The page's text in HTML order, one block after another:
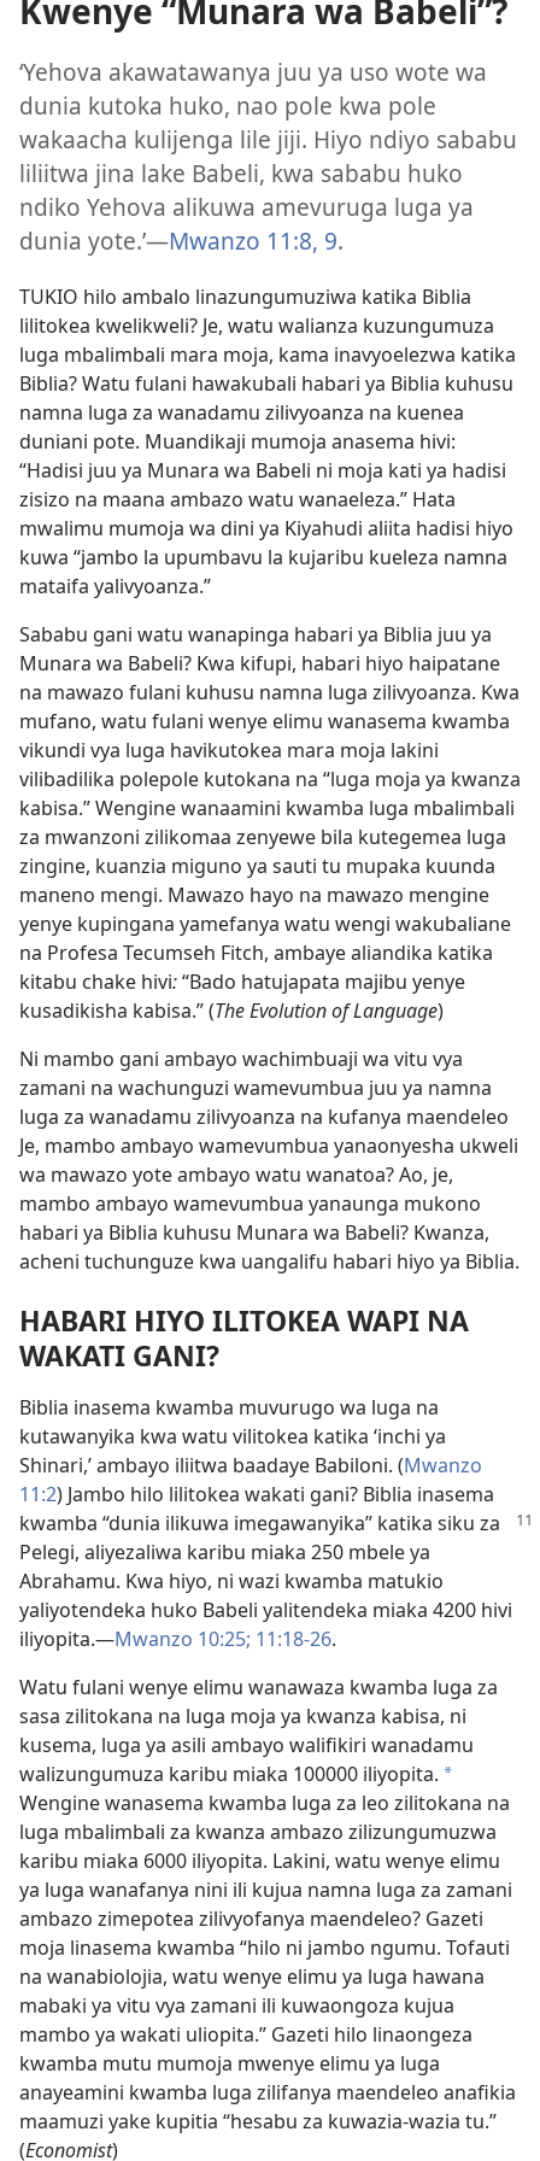
Kwenye “Munara wa Babeli”?
‘Yehova akawatawanya juu ya uso wote wa
dunia kutoka huko, nao pole kwa pole
wakaacha kulijenga lile jiji. Hiyo ndiyo sababu
liliitwa jina lake Babeli, kwa sababu huko
ndiko Yehova alikuwa amevuruga luga ya
dunia yote.’​—Mwanzo 11:8, 9.
TUKIO hilo ambalo linazungumuziwa katika Biblia
lilitokea kwelikweli? Je, watu walianza kuzungumuza
luga mbalimbali mara moja, kama inavyoelezwa katika
Biblia? Watu fulani hawakubali habari ya Biblia kuhusu
namna luga za wanadamu zilivyoanza na kuenea
duniani pote. Muandikaji mumoja anasema hivi:
“Hadisi juu ya Munara wa Babeli ni moja kati ya hadisi
zisizo na maana ambazo watu wanaeleza.” Hata
mwalimu mumoja wa dini ya Kiyahudi aliita hadisi hiyo
kuwa “jambo la upumbavu la kujaribu kueleza namna
mataifa yalivyoanza.”
Sababu gani watu wanapinga habari ya Biblia juu ya
Munara wa Babeli? Kwa kifupi, habari hiyo haipatane
na mawazo fulani kuhusu namna luga zilivyoanza. Kwa
mufano, watu fulani wenye elimu wanasema kwamba
vikundi vya luga havikutokea mara moja lakini
vilibadilika polepole kutokana na “luga moja ya kwanza
kabisa.” Wengine wanaamini kwamba luga mbalimbali
za mwanzoni zilikomaa zenyewe bila kutegemea luga
zingine, kuanzia miguno ya sauti tu mupaka kuunda
maneno mengi. Mawazo hayo na mawazo mengine
yenye kupingana yamefanya watu wengi wakubaliane
na Profesa Tecumseh Fitch, ambaye aliandika katika
kitabu chake hivi:“Bado hatujapata majibu yenye
kusadikisha kabisa.” (The Evolution of Language)
Ni mambo gani ambayo wachimbuaji wa vitu vya
zamani na wachunguzi wamevumbua juu ya namna
luga za wanadamu zilivyoanza na kufanya maendeleo
Je, mambo ambayo wamevumbua yanaonyesha ukweli
wa mawazo yote ambayo watu wanatoa? Ao, je,
mambo ambayo wamevumbua yanaunga mukono
habari ya Biblia kuhusu Munara wa Babeli? Kwanza,
acheni tuchunguze kwa uangalifu habari hiyo ya Biblia.
HABARI HIYO ILITOKEA WAPI NA
WAKATI GANI?
Biblia inasema kwamba muvurugo wa luga na
kutawanyika kwa watu vilitokea katika ‘inchi ya
Shinari,’ ambayo iliitwa baadaye Babiloni. (Mwanzo
11:2) Jambo hilo lilitokea wakati gani? Biblia inasema
kwamba “dunia ilikuwa imegawanyika” katika siku za
Pelegi, aliyezaliwa karibu miaka 250 mbele ya
Abrahamu. Kwa hiyo, ni wazi kwamba matukio
yaliyotendeka huko Babeli yalitendeka miaka 4200 hivi
iliyopita.​—Mwanzo 10:25; 11:18-26.
Watu fulani wenye elimu wanawaza kwamba luga za
sasa zilitokana na luga moja ya kwanza kabisa, ni
kusema, luga ya asili ambayo walifikiri wanadamu
walizungumuza karibu miaka 100000 iliyopita. *
Wengine wanasema kwamba luga za leo zilitokana na
luga mbalimbali za kwanza ambazo zilizungumuzwa
karibu miaka 6000 iliyopita. Lakini, watu wenye elimu
ya luga wanafanya nini ili kujua namna luga za zamani
ambazo zimepotea zilivyofanya maendeleo? Gazeti
moja linasema kwamba “hilo ni jambo ngumu. Tofauti
na wanabiolojia, watu wenye elimu ya luga hawana
mabaki ya vitu vya zamani ili kuwaongoza kujua
mambo ya wakati uliopita.” Gazeti hilo linaongeza
kwamba mutu mumoja mwenye elimu ya luga
anayeamini kwamba luga zilifanya maendeleo anafikia
maamuzi yake kupitia “hesabu za kuwazia-wazia tu.”
(Economist)